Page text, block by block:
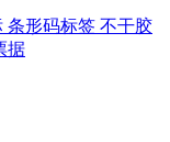
条形码标签 不干胶
据